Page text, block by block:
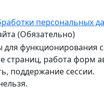
персональных
(Обязательно)
функционирования
страниц, работа форм
поддержание сессии.